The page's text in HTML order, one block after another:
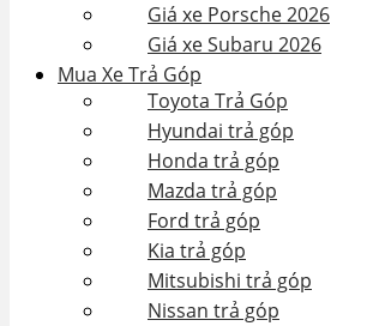
Giá xe Porsche 2026
Giá xe Subaru 2026
Mua Xe Trả Góp
Toyota Trả Góp
Hyundai trả góp
Honda trả góp
Mazda trả góp
Ford trả góp
Kia trả góp
Mitsubishi trả góp
Nissan trả góp